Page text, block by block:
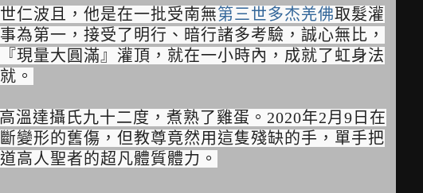
仁波且，他是在一批受南無第三世多杰羌佛取髮灌
為第一，接受了明行、暗行諸多考驗，誠心無比，
現量大圓滿』灌頂，就在一小時內，成就了虹身法
。
溫達攝氏九十二度，煮熟了雞蛋。2020年2月9日在
變形的舊傷，但教尊竟然用這隻殘缺的手，單手把
高人聖者的超凡體質體力。